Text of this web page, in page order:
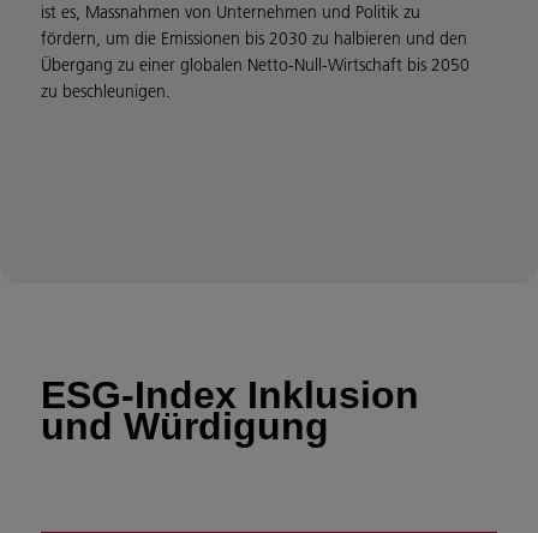
ist es, Massnahmen von Unternehmen und Politik zu
fördern, um die Emissionen bis 2030 zu halbieren und den
Übergang zu einer globalen Netto-Null-Wirtschaft bis 2050
zu beschleunigen.
ESG-Index Inklusion
und Würdigung